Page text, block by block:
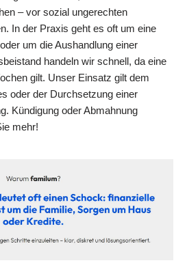
– vor sozial ungerechten
In der Praxis geht es oft um eine
um die Aushandlung einer
handeln wir schnell, da eine
gilt. Unser Einsatz gilt dem
oder der Durchsetzung einer
Kündigung oder Abmahnung
mehr!